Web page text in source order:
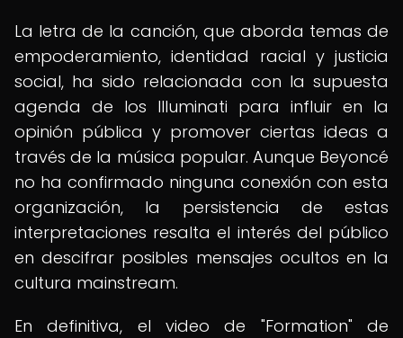
La letra de la canción, que aborda temas de
empoderamiento, identidad racial y justicia
social, ha sido relacionada con la supuesta
agenda de los Illuminati para influir en la
opinión pública y promover ciertas ideas a
través de la música popular. Aunque Beyoncé
no ha confirmado ninguna conexión con esta
organización, la persistencia de estas
interpretaciones resalta el interés del público
en descifrar posibles mensajes ocultos en la
cultura mainstream.
En definitiva, el video de "Formation" de